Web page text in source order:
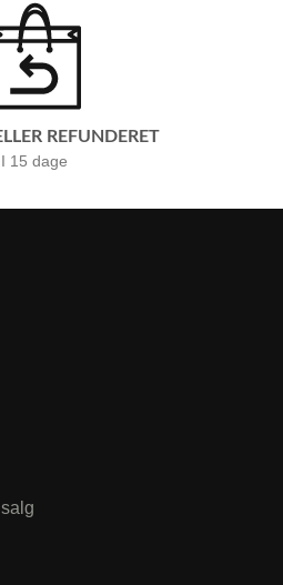
REFUNDERET
I 15 dage